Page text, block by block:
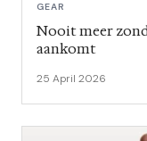
GEAR
Nooit meer
aankomt
25 April 2026